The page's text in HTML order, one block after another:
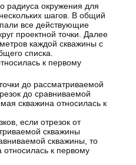
радиуса окружения для
шагов. В общий
все действующие
проектной точки. Далее
каждой скважины с
списка.
к первому
до рассматриваемой
до сравниваемой
скважина относилась к
если отрезок от
скважины
скважины, то
к первому